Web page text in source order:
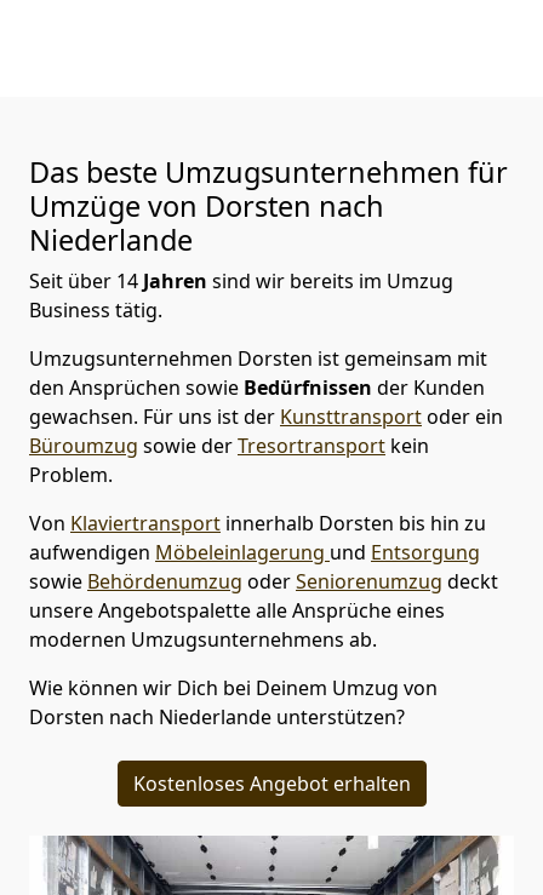
Das beste Umzugsunternehmen für
Umzüge von Dorsten nach
Niederlande
Seit über 14 Jahren sind wir bereits im Umzug
Business tätig.
Umzugsunternehmen Dorsten ist gemeinsam mit
den Ansprüchen sowie Bedürfnissen der Kunden
gewachsen. Für uns ist der Kunsttransportoder ein
Büroumzug sowie derTresortransport kein
Problem.
Von Klaviertransport innerhalb Dorsten bis hin zu
aufwendigen Möbeleinlagerung und Entsorgung
sowie Behördenumzug oderSeniorenumzug deckt
unsere Angebotspalette alle Ansprüche eines
modernen Umzugsunternehmens ab.
Wie können wir Dich bei Deinem Umzug von
Dorsten nach Niederlande unterstützen?
Kostenloses Angebot erhalten